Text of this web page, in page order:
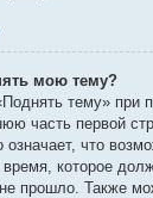
мою тему?
тему» при
часть первой
означает, что
которое
прошло. Также